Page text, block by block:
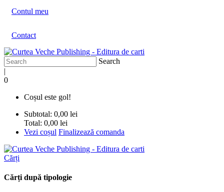
Contul meu
Contact
Search
|
0
Coșul este gol!
Subtotal: 0,00 lei
Total: 0,00 lei
Vezi coșul Finalizează comanda
Cărți
Cărți după tipologie